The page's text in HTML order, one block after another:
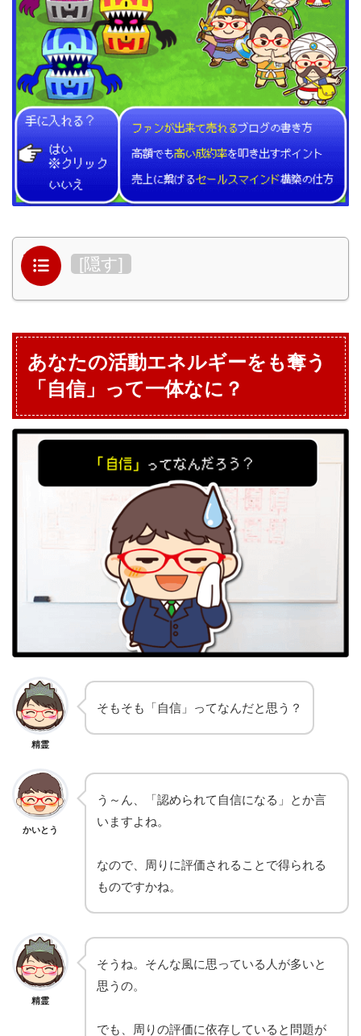
目次 [隠す]
あなたの活動エネルギーをも奪う
「自信」って一体なに？
精霊
そもそも「自信」ってなんだと思う？
かいとう
う～ん、「認められて自信になる」とか言
いますよね。
なので、周りに評価されることで得られる
ものですかね。
精霊
そうね。そんな風に思っている人が多いと
思うの。
でも、周りの評価に依存していると問題が